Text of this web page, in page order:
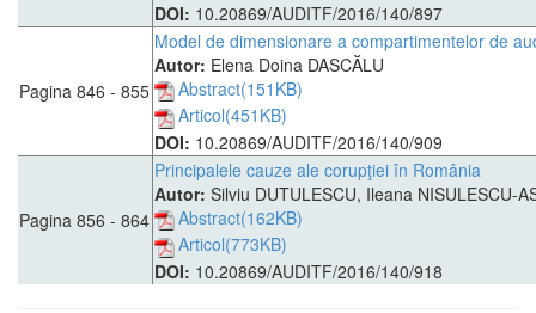
DOI: 10.20869/AUDITF/2016/140/897
Pagina 846 - 855
Model de dimensionare a compartimentelor de
Autor: Elena Doina DASCĂLU
Abstract(151KB)
Articol(451KB)
DOI: 10.20869/AUDITF/2016/140/909
Pagina 856 - 864
Principalele cauze ale corupţiei în România
Autor: Silviu DUTULESCU, Ileana NISULESCU-
Abstract(162KB)
Articol(773KB)
DOI: 10.20869/AUDITF/2016/140/918